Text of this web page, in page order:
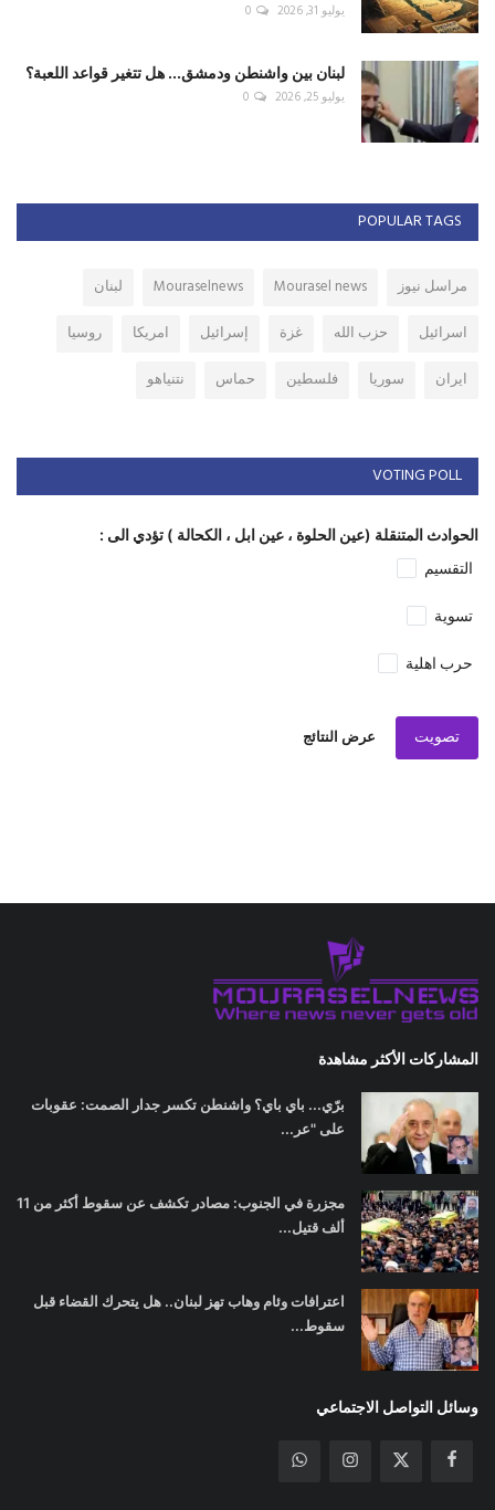
يوليو 31, 2026 0
لبنان بين واشنطن ودمشق... هل تتغير قواعد اللعبة؟
يوليو 25, 2026 0
POPULAR TAGS
مراسل نيوز Mourasel news
Mouraselnews
لبنان
اسرائيل
حزب الله غزة إسرائيل امريكا
روسيا
ايران
سوريا فلسطين حماس نتنياهو
VOTING POLL
الحوادث المتنقلة (عين الحلوة ، عين ابل ، الكحالة ) تؤدي الى :
التقسيم
تسوية
حرب اهلية
تصويت عرض النتائج
المشاركات الأكثر مشاهدة
برّي... باي باي؟ واشنطن تكسر جدار الصمت: عقوبات
على "عر...
مجزرة في الجنوب: مصادر تكشف عن سقوط أكثر من 11
ألف قتيل...
اعترافات وئام وهاب تهز لبنان.. هل يتحرك القضاء قبل
سقوط...
وسائل التواصل الاجتماعي